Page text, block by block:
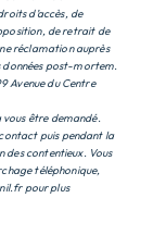
d’accès, de
de retrait de
réclamation auprès
données post-mortem.
Avenue du Centre
être demandé.
puis pendant la
des contentieux. Vous
téléphonique,
pour plus